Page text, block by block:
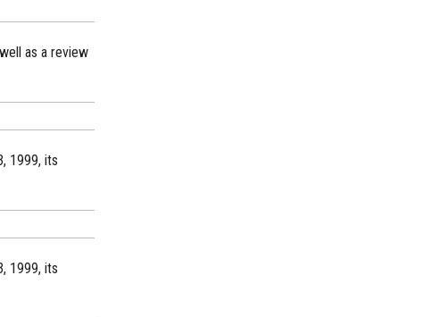
as a review
1999, its
1999, its